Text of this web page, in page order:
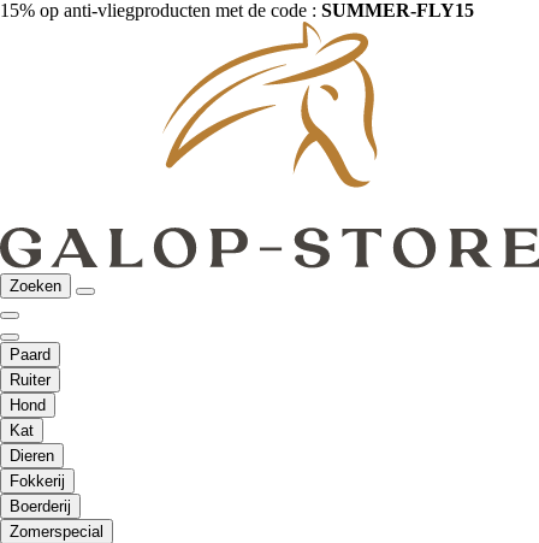
15% op anti-vliegproducten met de code : SUMMER-FLY15
Zoeken
Paard
Ruiter
Hond
Kat
Dieren
Fokkerij
Boerderij
Zomerspecial